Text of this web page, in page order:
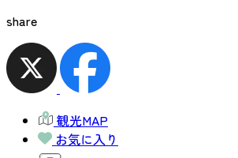
share
観光MAP
お気に入り